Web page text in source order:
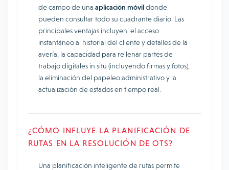
de campo de una aplicación móvildonde
pueden consultar todo su cuadrante diario. Las
principales ventajas incluyen: el acceso
instantáneo al historial del cliente y detalles de la
avería, la capacidad para rellenar partes de
trabajo digitales in situ (incluyendo firmas y fotos),
la eliminación del papeleo administrativo y la
actualización de estados en tiempo real.
¿CÓMO INFLUYE LA PLANIFICACIÓN DE
RUTAS EN LA RESOLUCIÓN DE OTS?
Una planificación inteligente de rutas permite